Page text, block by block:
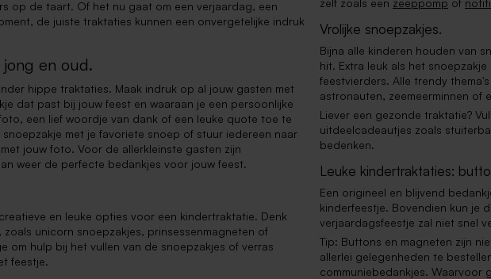
op de taart. Of het nu gaat om een verjaardag, een
de juiste traktaties kunnen een onvergetelijke indruk
en oud.
hippe traktaties. Maak indruk op al jouw gasten met
dat past bij jouw feest en waaraan je een persoonlijke
een lief woordje van dank of een leuke quote toe te
met je favoriete snoep of stuur iedereen naar
jouw foto. Voor de allerkleinste gasten zijn
weer de perfecte bedankjes voor jouw feest.
en leuke opties voor een kindertraktatie. Denk
unicorn snoepzakjes, prinsessenmagneten of
om hulp bij het vullen van de snoepzakjes of verras
feestje.
zelf zoals een zeeppomp of
Vrolijke snoepzakjes.
Bijna alle kinderen houden van
hit. Extra leuk als het
feestvierders. Alle trendy
astronauten, zeemeerminnen of
Liever een gezonde traktatie?
uitdeelcadeautjes zoals
bedenken.
Leuke kindertraktaties:
Een origineel en blijvend
kinderfeestje. Bovendien kun je
verjaardagsfeestje zal niet snel
Tip: Buttons en magneten zijn
allerlei gelegenheden te
communiebedankjes. Waarvoor